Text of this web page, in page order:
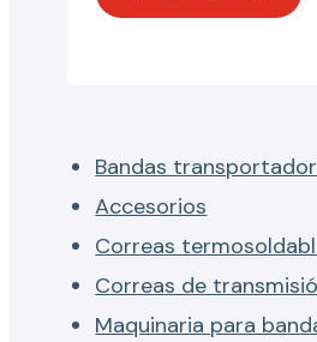
Bandas
Accesorios
Correas
Correas de
Maquinaria para